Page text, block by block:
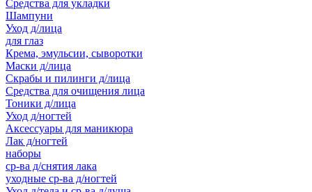
Средства для укладки
Шампуни
Уход д/лица
для глаз
Крема, эмульсии, сыворотки
Маски д/лица
Скрабы и пилинги д/лица
Средства для очищения лица
Тоники д/лица
Уход д/ногтей
Аксессуары для маникюра
Лак д/ногтей
наборы
ср-ва д/снятия лака
уходные ср-ва д/ногтей